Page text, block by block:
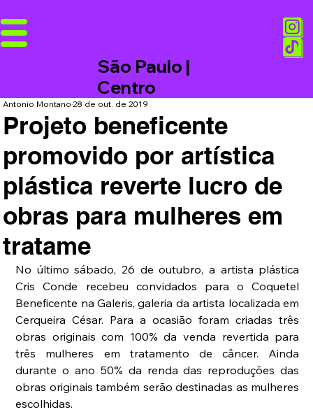
São Paulo |
Centro
Projeto beneficente
promovido por artística
plástica reverte lucro de
obras para mulheres em
tratame
Antonio Montano28 de out. de 2019
No último sábado, 26 de outubro, a artista plástica
Cris Conde recebeu convidados para o Coquetel
Beneficente na Galeris, galeria da artista localizada em
Cerqueira César. Para a ocasião foram criadas três
obras originais com 100% da venda revertida para
três mulheres em tratamento de câncer. Ainda
durante o ano 50% da renda das reproduções das
obras originais também serão destinadas as mulheres
escolhidas.